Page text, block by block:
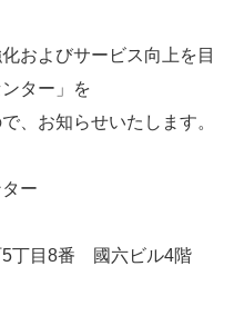
およびサービス向上を目
ター」を
、お知らせいたします。
ー
8番 國六ビル4階